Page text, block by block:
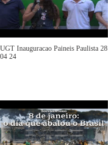
UGT Inauguracao Paineis Paulista 28
04 24